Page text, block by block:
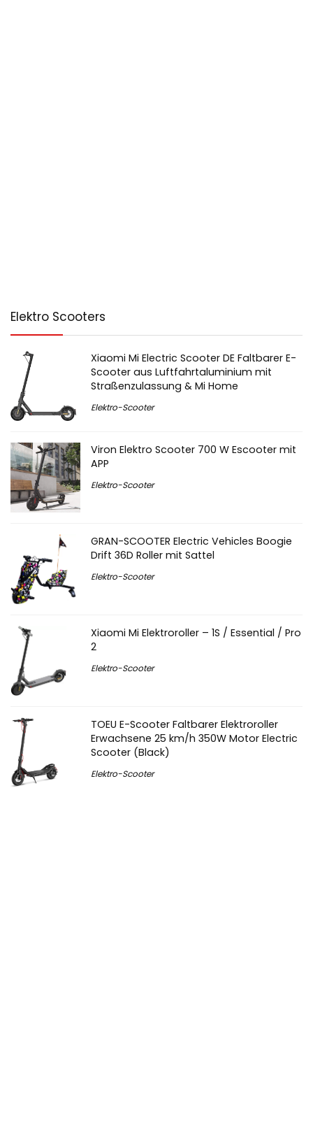
Elektro Scooters
Xiaomi Mi Electric Scooter DE Faltbarer E-
Scooter aus Luftfahrtaluminium mit
Straßenzulassung & Mi Home
Elektro-Scooter
Viron Elektro Scooter 700 W Escooter mit
APP
Elektro-Scooter
GRAN-SCOOTER Electric Vehicles Boogie
Drift 36D Roller mit Sattel
Elektro-Scooter
Xiaomi Mi Elektroroller – 1S / Essential / Pro
2
Elektro-Scooter
TOEU E-Scooter Faltbarer Elektroroller
Erwachsene 25 km/h 350W Motor Electric
Scooter (Black)
Elektro-Scooter